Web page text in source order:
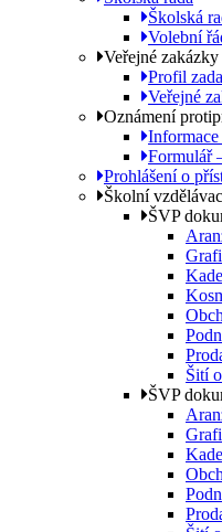
Školská
Volební
Veřejné zakázky
Profil
Veřejné
Oznámení
Informace
Formulář
Prohlášení o
Školní
ŠVP
Šití
ŠVP